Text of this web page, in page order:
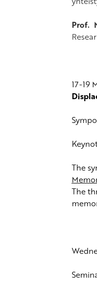
Prof.
17-19
The
The